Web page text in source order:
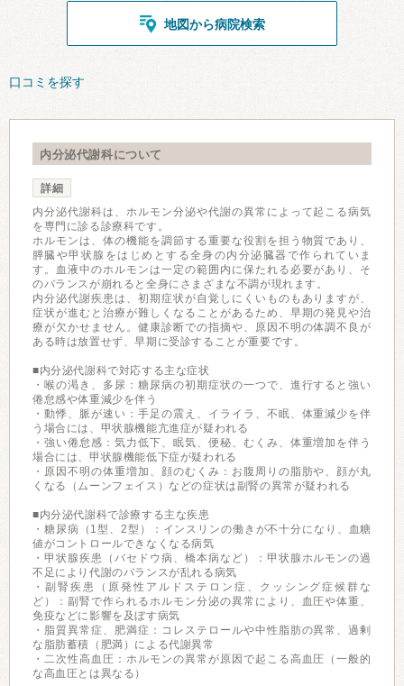
地図から病院検索
口コミを探す
内分泌代謝科について
詳細
内分泌代謝科は、ホルモン分泌や代謝の異常によって起こる病気
を専門に診る診療科です。
ホルモンは、体の機能を調節する重要な役割を担う物質であり、
膵臓や甲状腺をはじめとする全身の内分泌臓器で作られていま
す。血液中のホルモンは一定の範囲内に保たれる必要があり、そ
のバランスが崩れると全身にさまざまな不調が現れます。
内分泌代謝疾患は、初期症状が自覚しにくいものもありますが、
症状が進むと治療が難しくなることがあるため、早期の発見や治
療が欠かせません。健康診断での指摘や、原因不明の体調不良が
ある時は放置せず、早期に受診することが重要です。
■内分泌代謝科で対応する主な症状
・喉の渇き、多尿：糖尿病の初期症状の一つで、進行すると強い
倦怠感や体重減少を伴う
・動悸、脈が速い：手足の震え、イライラ、不眠、体重減少を伴
う場合には、甲状腺機能亢進症が疑われる
・強い倦怠感：気力低下、眠気、便秘、むくみ、体重増加を伴う
場合には、甲状腺機能低下症が疑われる
・原因不明の体重増加、顔のむくみ：お腹周りの脂肪や、顔が丸
くなる（ムーンフェイス）などの症状は副腎の異常が疑われる
■内分泌代謝科で診療する主な疾患
・糖尿病（1型、2型）：インスリンの働きが不十分になり、血糖
値がコントロールできなくなる病気
・甲状腺疾患（バセドウ病、橋本病など）：甲状腺ホルモンの過
不足により代謝のバランスが乱れる病気
・副腎疾患（原発性アルドステロン症、クッシング症候群な
ど）：副腎で作られるホルモン分泌の異常により、血圧や体重、
免疫などに影響を及ぼす病気
・脂質異常症、肥満症：コレステロールや中性脂肪の異常、過剰
な脂肪蓄積（肥満）による代謝異常
・二次性高血圧：ホルモンの異常が原因で起こる高血圧（一般的
な高血圧とは異なる）